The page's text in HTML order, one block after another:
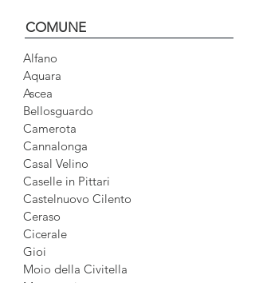
COMUNE
Alfano
Aquara
Ascea
Bellosguardo
Camerota
Cannalonga
Casal Velino
Caselle in Pittari
Castelnuovo Cilento
Ceraso
Cicerale
Gioi
Moio della Civitella